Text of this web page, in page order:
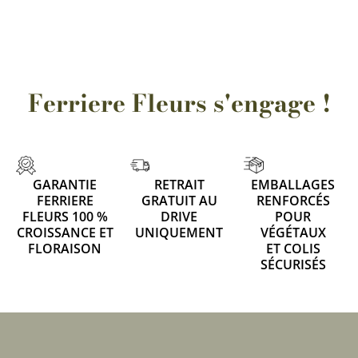
Ferriere Fleurs s'engage !
GARANTIE
FERRIERE
FLEURS 100 %
CROISSANCE ET
FLORAISON
RETRAIT
GRATUIT AU
DRIVE
UNIQUEMENT
EMBALLAGES
RENFORCÉS
POUR
VÉGÉTAUX
ET COLIS
SÉCURISÉS